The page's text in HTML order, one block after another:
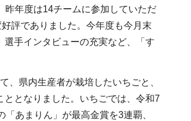
昨年度は14チームに参加していただ
評でありました。今年度も今月末
手インタビューの充実など、「す
、県内生産者が栽培したいちごと、
となりました。いちごでは、令和7
あまりん」が最高金賞を3連覇、